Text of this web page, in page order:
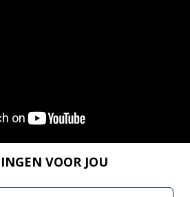
VOOR JOU